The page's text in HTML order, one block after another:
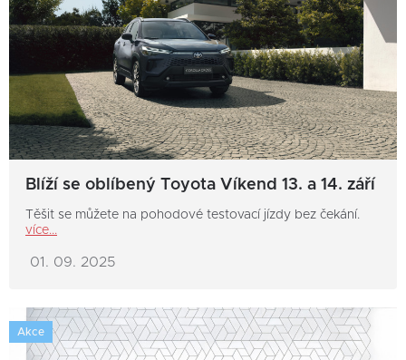
Blíží se oblíbený Toyota Víkend 13. a 14. září
Těšit se můžete na pohodové testovací jízdy bez čekání.
více...
01. 09. 2025
Akce